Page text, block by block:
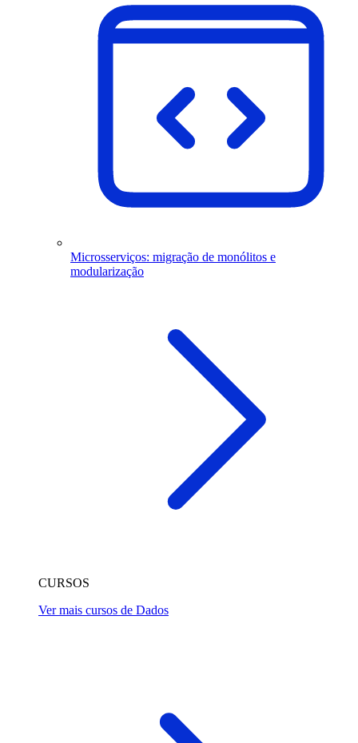
Microsserviços: migração de monólitos e
modularização
CURSOS
Ver mais cursos de Dados